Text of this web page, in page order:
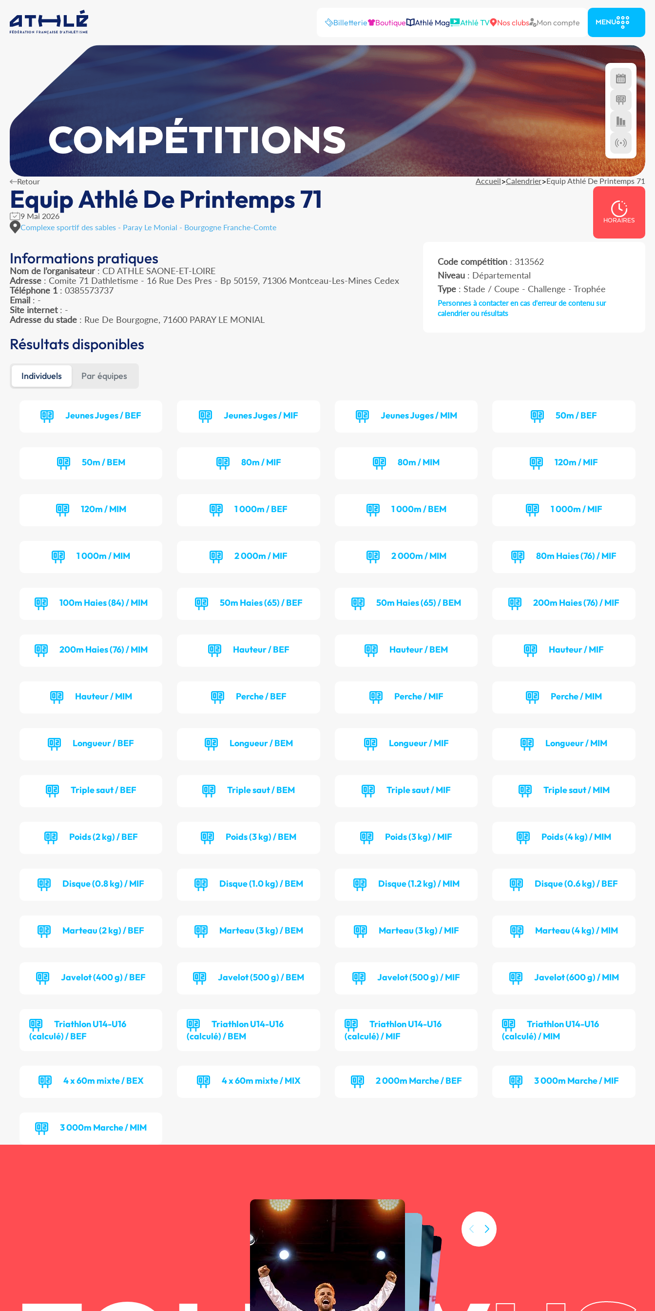
Billetterie Boutique Athlé Mag Athlé TV Nos clubs Mon compte MENU
COMPÉTITIONS
Retour Accueil>Calendrier>Equip Athlé De Printemps 71
Equip Athlé De Printemps 71
9 Mai 2026
Complexe sportif des sables - Paray Le Monial - Bourgogne Franche-Comte
HORAIRES
Informations pratiques
Nom de l’organisateur : CD ATHLE SAONE-ET-LOIRE
Adresse : Comite 71 Dathletisme - 16 Rue Des Pres - Bp 50159, 71306 Montceau-Les-Mines Cedex
Téléphone 1 : 0385573737
Email : -
Site internet: -
Adresse du stade : Rue De Bourgogne, 71600 PARAY LE MONIAL
Code compétition: 313562
Niveau: Départemental
Type: Stade / Coupe - Challenge - Trophée
Personnes à contacter en cas d'erreur de contenu sur
calendrier ou résultats
Résultats disponibles
Individuels Par équipes
Jeunes Juges / BEF Jeunes Juges / MIF Jeunes Juges / MIM 50m / BEF
50m / BEM 80m / MIF 80m / MIM 120m / MIF
120m / MIM 1 000m / BEF 1 000m / BEM 1 000m / MIF
1 000m / MIM 2 000m / MIF 2 000m / MIM 80m Haies (76) / MIF
100m Haies (84) / MIM 50m Haies (65) / BEF 50m Haies (65) / BEM 200m Haies (76) / MIF
200m Haies (76) / MIM Hauteur / BEF Hauteur / BEM Hauteur / MIF
Hauteur / MIM Perche / BEF Perche / MIF Perche / MIM
Longueur / BEF Longueur / BEM Longueur / MIF Longueur / MIM
Triple saut / BEF Triple saut / BEM Triple saut / MIF Triple saut / MIM
Poids (2 kg) / BEF Poids (3 kg) / BEM Poids (3 kg) / MIF Poids (4 kg) / MIM
Disque (0.8 kg) / MIF Disque (1.0 kg) / BEM Disque (1.2 kg) / MIM Disque (0.6 kg) / BEF
Marteau (2 kg) / BEF Marteau (3 kg) / BEM Marteau (3 kg) / MIF Marteau (4 kg) / MIM
Javelot (400 g) / BEF Javelot (500 g) / BEM Javelot (500 g) / MIF Javelot (600 g) / MIM
Triathlon U14-U16
(calculé) / BEF
Triathlon U14-U16
(calculé) / BEM
Triathlon U14-U16
(calculé) / MIF
Triathlon U14-U16
(calculé) / MIM
4 x 60m mixte / BEX 4 x 60m mixte / MIX 2 000m Marche / BEF 3 000m Marche / MIF
3 000m Marche / MIM